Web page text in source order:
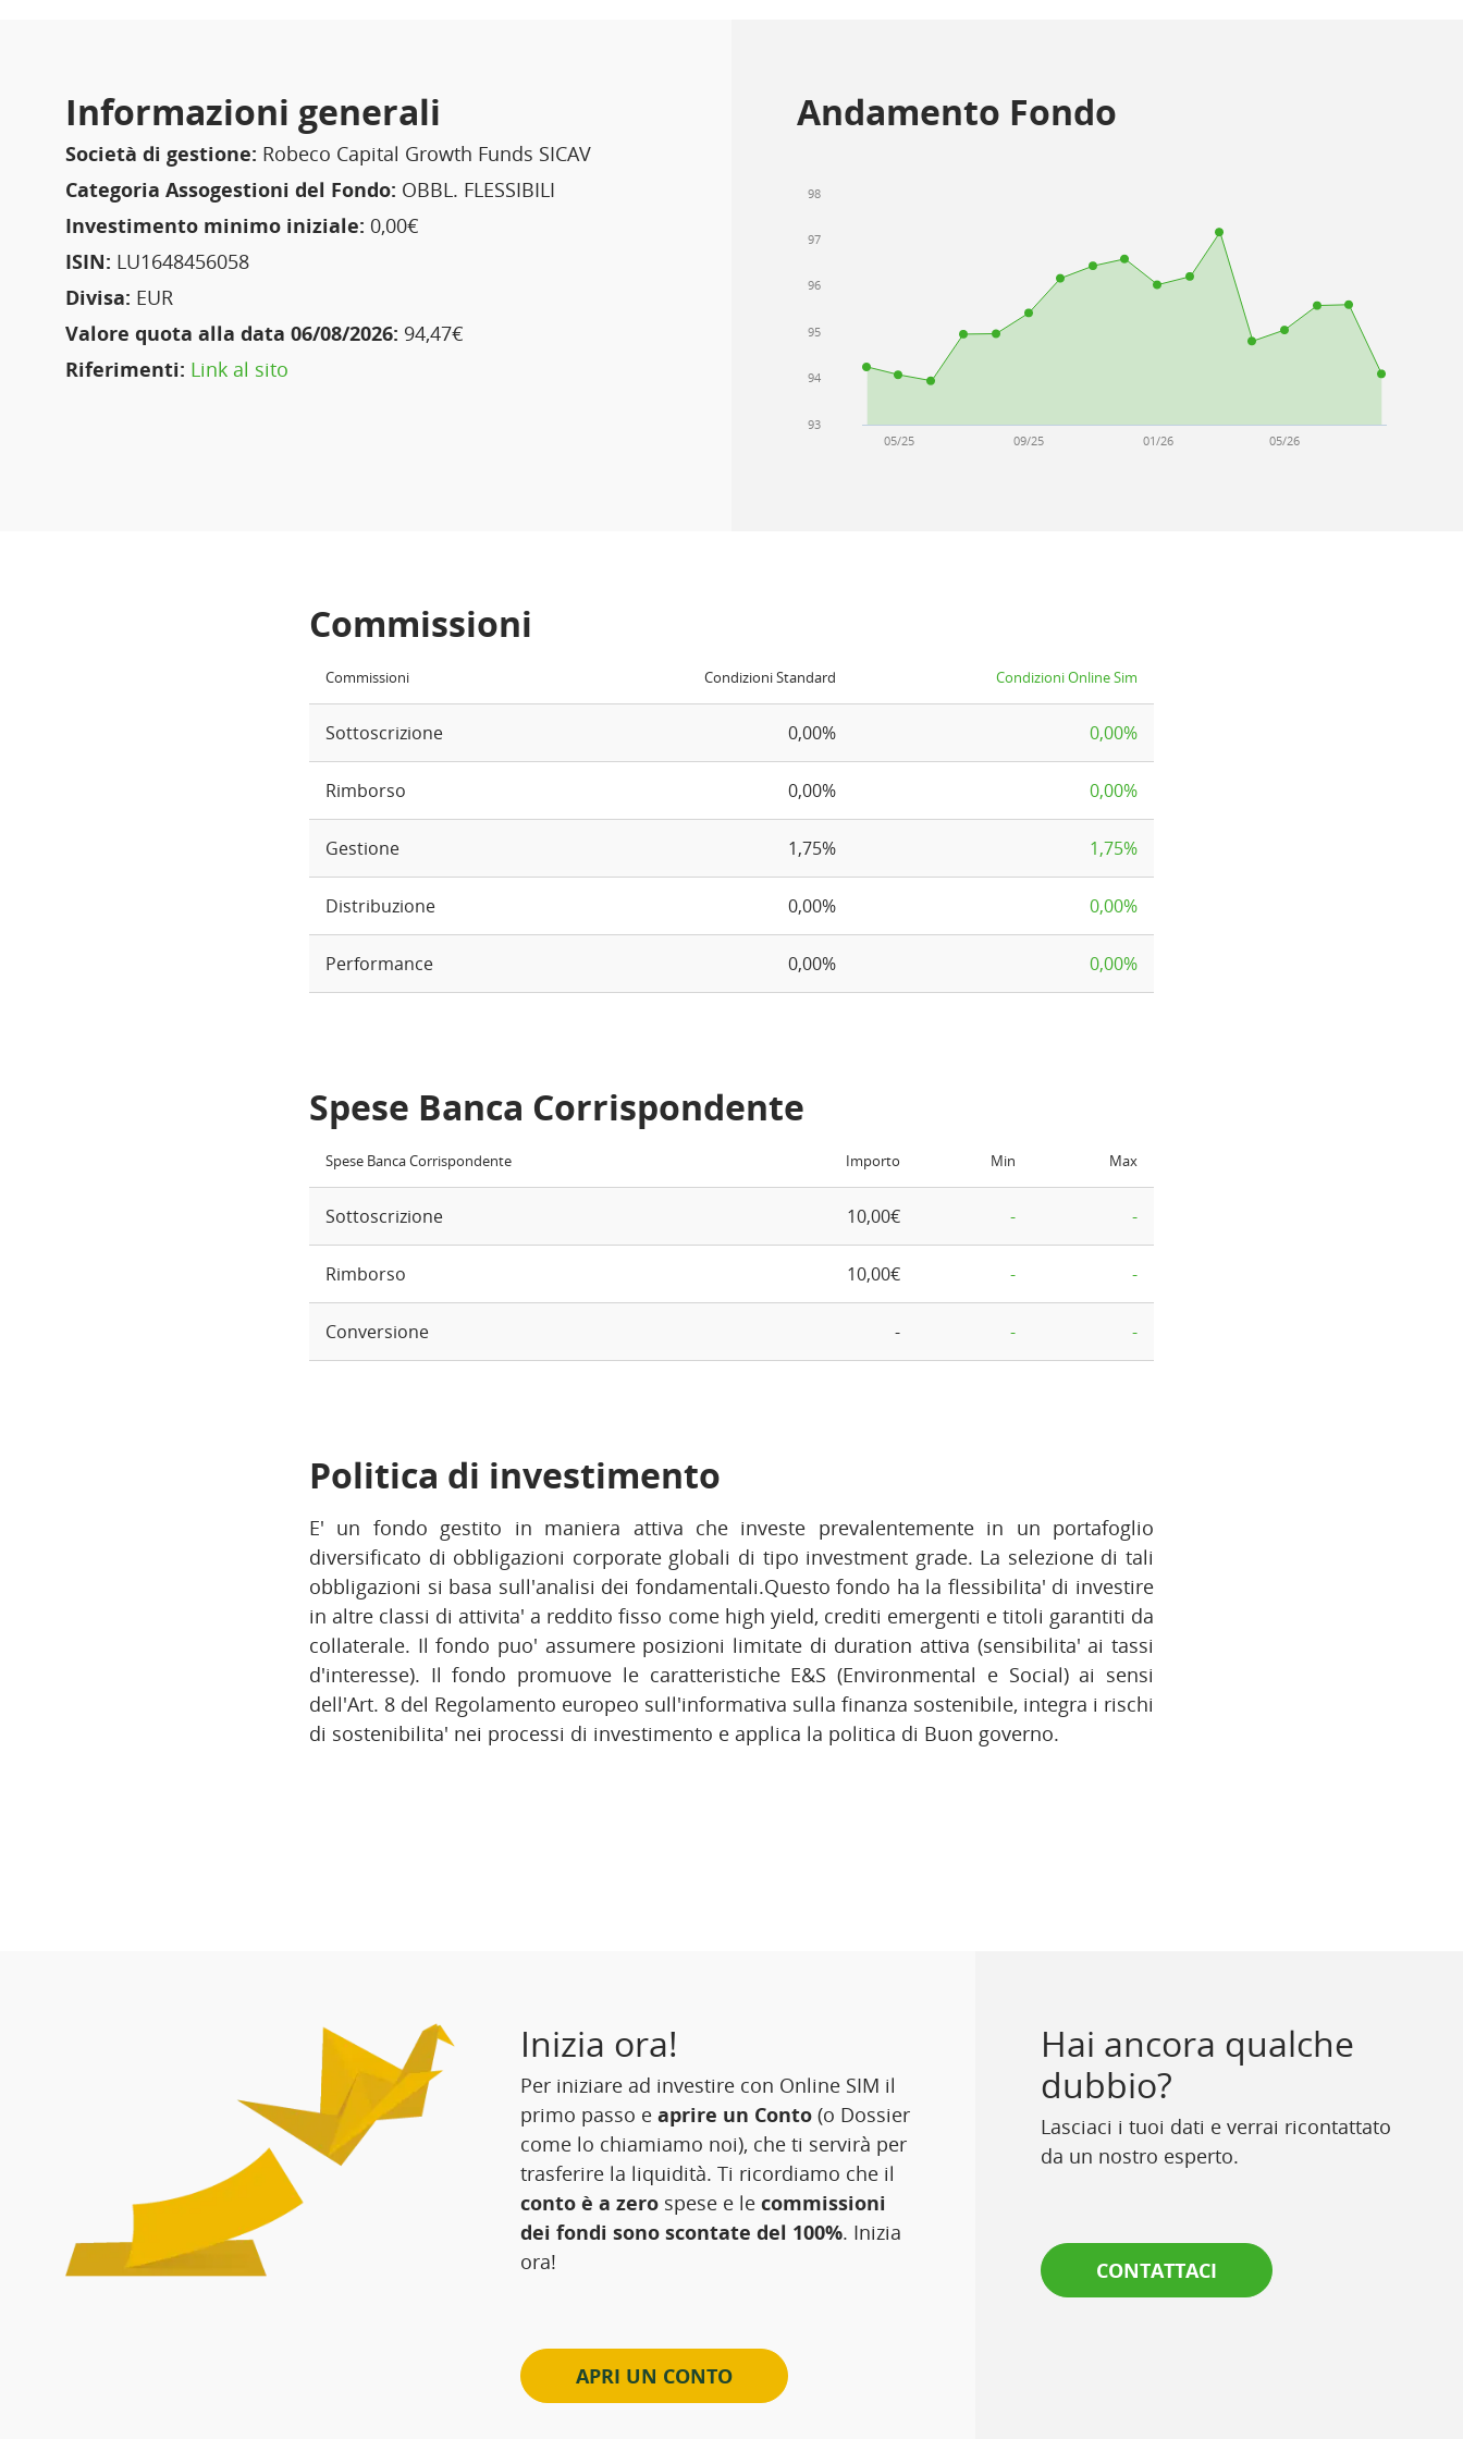
Informazioni generali
Società di gestione: Robeco Capital Growth Funds SICAV
Categoria Assogestioni del Fondo: OBBL. FLESSIBILI
Investimento minimo iniziale: 0,00€
ISIN: LU1648456058
Divisa: EUR
Valore quota alla data 06/08/2026: 94,47€
Riferimenti: Link al sito
Andamento Fondo
01/26
05/25 09/25 05/26
93
94
95
96
97
98
Commissioni
Commissioni Condizioni Standard Condizioni Online Sim
Sottoscrizione 0,00% 0,00%
Rimborso 0,00% 0,00%
Gestione 1,75% 1,75%
Distribuzione 0,00% 0,00%
Performance 0,00% 0,00%
Spese Banca Corrispondente
Spese Banca Corrispondente Importo Min Max
Sottoscrizione 10,00€ - -
Rimborso 10,00€ - -
Conversione - - -
Politica di investimento
E' un fondo gestito in maniera attiva che investe prevalentemente in un portafoglio
diversificato di obbligazioni corporate globali di tipo investment grade. La selezione di tali
obbligazioni si basa sull'analisi dei fondamentali.Questo fondo ha la flessibilita' di investire
in altre classi di attivita' a reddito fisso come high yield, crediti emergenti e titoli garantiti da
collaterale. Il fondo puo' assumere posizioni limitate di duration attiva (sensibilita' ai tassi
d'interesse). Il fondo promuove le caratteristiche E&S (Environmental e Social) ai sensi
dell'Art. 8 del Regolamento europeo sull'informativa sulla finanza sostenibile, integra i rischi
di sostenibilita' nei processi di investimento e applica la politica di Buon governo.
Inizia ora!
Per iniziare ad investire con Online SIM il
primo passo e aprire un Conto (o Dossier
come lo chiamiamo noi), che ti servirà per
trasferire la liquidità. Ti ricordiamo che il
conto è a zero spese e le commissioni
dei fondi sono scontate del 100%. Inizia
ora!
APRI UN CONTO
Hai ancora qualche
dubbio?
Lasciaci i tuoi dati e verrai ricontattato
da un nostro esperto.
CONTATTACI